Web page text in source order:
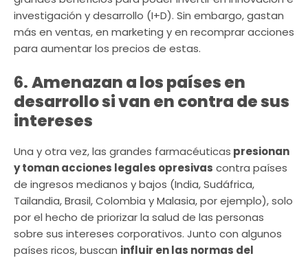
investigación y desarrollo (I+D). Sin embargo, gastan
más en ventas, en marketing y en recomprar acciones
para aumentar los precios de estas.
6.Amenazan a los países en
desarrollo si van en contra de sus
intereses
Una y otra vez, las grandes farmacéuticas presionan
y toman acciones legales opresivas contra países
de ingresos medianos y bajos (India, Sudáfrica,
Tailandia, Brasil, Colombia y Malasia, por ejemplo), solo
por el hecho de priorizar la salud de las personas
sobre sus intereses corporativos. Junto con algunos
países ricos, buscan influir en las normas del